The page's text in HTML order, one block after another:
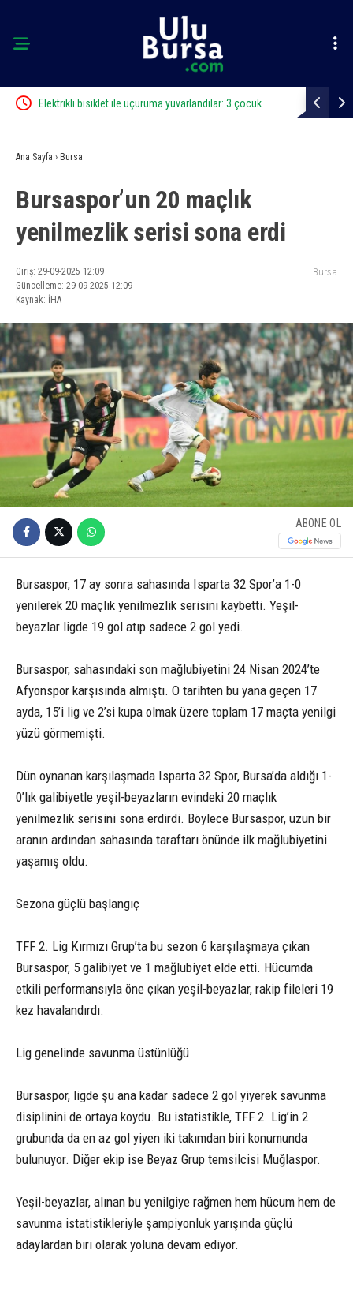
Elektrikli bisiklet ile uçuruma yuvarlandılar: 3 çocuk Bursa’da
Ana Sayfa › Bursa
Bursaspor’un 20 maçlık
yenilmezlik serisi sona erdi
Giriş: 29-09-2025 12:09
Güncelleme: 29-09-2025 12:09
Kaynak: İHA
Bursa
ABONE OL
Bursaspor, 17 ay sonra sahasında Isparta 32 Spor’a 1-0
yenilerek 20 maçlık yenilmezlik serisini kaybetti. Yeşil-
beyazlar ligde 19 gol atıp sadece 2 gol yedi.
Bursaspor, sahasındaki son mağlubiyetini 24 Nisan 2024’te
Afyonspor karşısında almıştı. O tarihten bu yana geçen 17
ayda, 15’i lig ve 2’si kupa olmak üzere toplam 17 maçta yenilgi
yüzü görmemişti.
Dün oynanan karşılaşmada Isparta 32 Spor, Bursa’da aldığı 1-
0’lık galibiyetle yeşil-beyazların evindeki 20 maçlık
yenilmezlik serisini sona erdirdi. Böylece Bursaspor, uzun bir
aranın ardından sahasında taraftarı önünde ilk mağlubiyetini
yaşamış oldu.
Sezona güçlü başlangıç
TFF 2. Lig Kırmızı Grup’ta bu sezon 6 karşılaşmaya çıkan
Bursaspor, 5 galibiyet ve 1 mağlubiyet elde etti. Hücumda
etkili performansıyla öne çıkan yeşil-beyazlar, rakip fileleri 19
kez havalandırdı.
Lig genelinde savunma üstünlüğü
Bursaspor, ligde şu ana kadar sadece 2 gol yiyerek savunma
disiplinini de ortaya koydu. Bu istatistikle, TFF 2. Lig’in 2
grubunda da en az gol yiyen iki takımdan biri konumunda
bulunuyor. Diğer ekip ise Beyaz Grup temsilcisi Muğlaspor.
Yeşil-beyazlar, alınan bu yenilgiye rağmen hem hücum hem de
savunma istatistikleriyle şampiyonluk yarışında güçlü
adaylardan biri olarak yoluna devam ediyor.